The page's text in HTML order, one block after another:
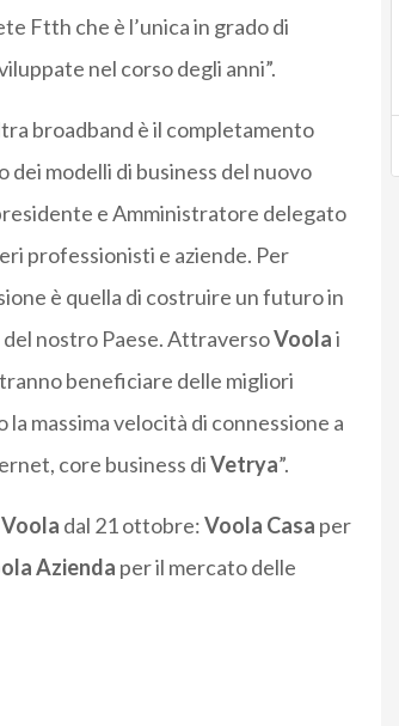
Ftth che è l’unica in grado di
nel corso degli anni”.
broadband è il completamento
modelli di business del nuovo
e Amministratore delegato
professionisti e aziende. Per
è quella di costruire un futuro in
nostro Paese. AttraversoVoolai
beneficiare delle migliori
massima velocità di connessione a
core business diVetrya”.
Voola dal 21 ottobre:Voola Casa per
Azienda per il mercato delle